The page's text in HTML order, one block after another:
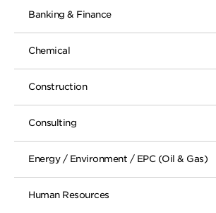
Banking & Finance
Chemical
Construction
Consulting
Energy / Environment / EPC (Oil & Gas)
Human Resources